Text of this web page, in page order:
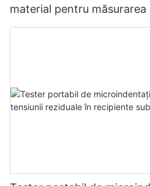
material pentru
stresului - Zhanghua Dryer